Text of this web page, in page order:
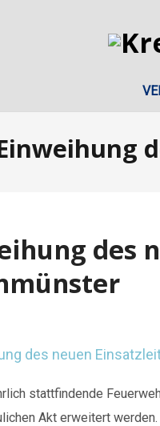
des
stattfindende
Akt erweitert